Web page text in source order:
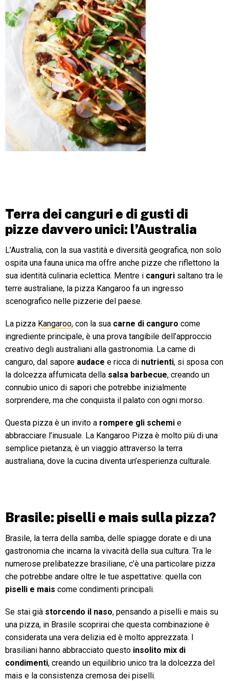
Terra dei canguri e di gusti di
pizze davvero unici: l’Australia
L’Australia, con la sua vastità e diversità geografica, non solo
ospita una fauna unica ma offre anche pizze che riflettono la
sua identità culinaria eclettica. Mentre i canguri saltano tra le
terre australiane, la pizza Kangaroo fa un ingresso
scenografico nelle pizzerie del paese.
La pizza Kangaroo, con la sua carne di canguro come
ingrediente principale, è una prova tangibile dell’approccio
creativo degli australiani alla gastronomia. La carne di
canguro, dal sapore audace e ricca di nutrienti, si sposa con
la dolcezza affumicata della salsa barbecue, creando un
connubio unico di sapori che potrebbe inizialmente
sorprendere, ma che conquista il palato con ogni morso.
Questa pizza è un invito a rompere gli schemi e
abbracciare l’inusuale. La Kangaroo Pizza è molto più di una
semplice pietanza; è un viaggio attraverso la terra
australiana, dove la cucina diventa un’esperienza culturale.
Brasile: piselli e mais sulla pizza?
Brasile, la terra della samba, delle spiagge dorate e di una
gastronomia che incarna la vivacità della sua cultura. Tra le
numerose prelibatezze brasiliane, c’è una particolare pizza
che potrebbe andare oltre le tue aspettative: quella con
piselli e mais come condimenti principali.
Se stai già storcendo il naso, pensando a piselli e mais su
una pizza, in Brasile scoprirai che questa combinazione è
considerata una vera delizia ed è molto apprezzata. I
brasiliani hanno abbracciato questo insolito mix di
condimenti, creando un equilibrio unico tra la dolcezza del
mais e la consistenza cremosa dei piselli.